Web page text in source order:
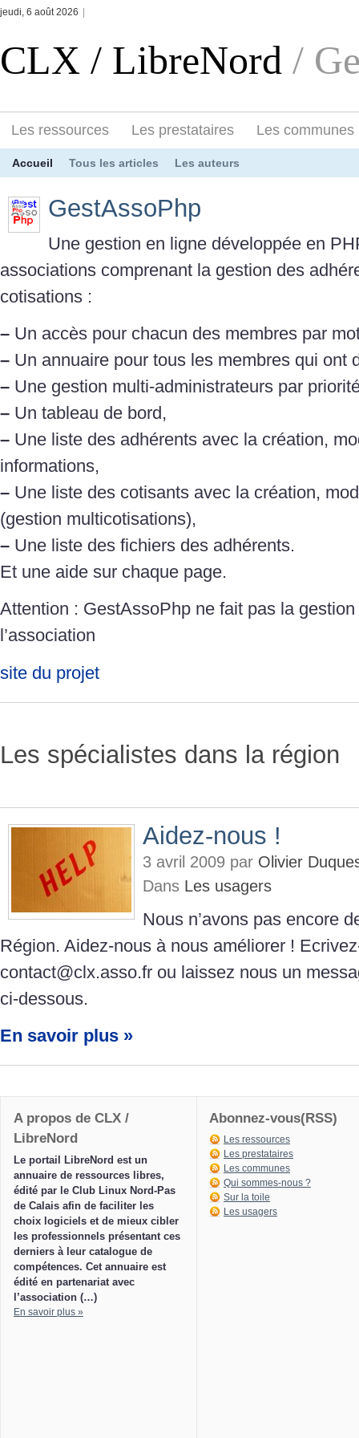
jeudi, 6 août 2026
CLX / LibreNord /
Les ressources Les prestataires Les communes
Accueil Tous les articles Les auteurs
GestAssoPhp
Une gestion en ligne développée en
associations comprenant la gestion des
cotisations :
– Un accès pour chacun des membres par
– Un annuaire pour tous les membres qui ont
– Une gestion multi-administrateurs par
– Un tableau de bord,
– Une liste des adhérents avec la création,
informations,
– Une liste des cotisants avec la création,
(gestion multicotisations),
– Une liste des fichiers des adhérents.
Et une aide sur chaque page.
Attention : GestAssoPhp ne fait pas la
l’association
site du projet
Les spécialistes dans la région
Aidez-nous !
3 avril 2009 par Olivier
Dans Les usagers
Nous n’avons pas encore
Région. Aidez-nous à nous améliorer !
contact@clx.asso.fr ou laissez nous un
ci-dessous.
En savoir plus »
A propos de CLX /
LibreNord
Le portail LibreNord est un
annuaire de ressources libres,
édité par le Club Linux Nord-Pas
de Calais afin de faciliter les
choix logiciels et de mieux cibler
les professionnels présentant ces
derniers à leur catalogue de
compétences. Cet annuaire est
édité en partenariat avec
l’association (…)
En savoir plus »
Abonnez-vous(RSS)
Les ressources
Les prestataires
Les communes
Qui sommes-nous ?
Sur la toile
Les usagers